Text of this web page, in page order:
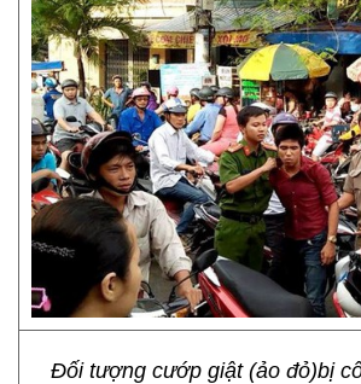
Đối tượng cướp giật (ảo đỏ)bị